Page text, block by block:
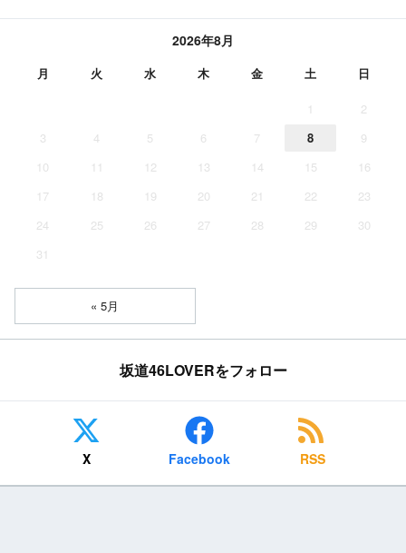
2026年8月
月 火 水 木 金 土 日
1
2
3
4 5 6 7 8
9
10
11 12 13 14 15
16
17
18 19 20 21 22
23
24
25 26 27 28 29
30
31
« 5月
坂道46LOVERをフォロー
X Facebook RSS